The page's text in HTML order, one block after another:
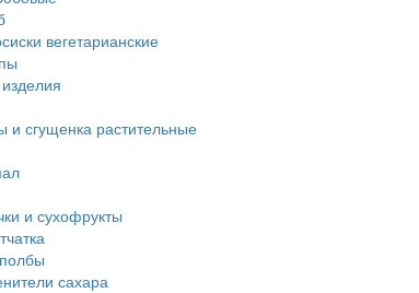
вегетарианские
и сгущенка растительные
и сухофрукты
сахара